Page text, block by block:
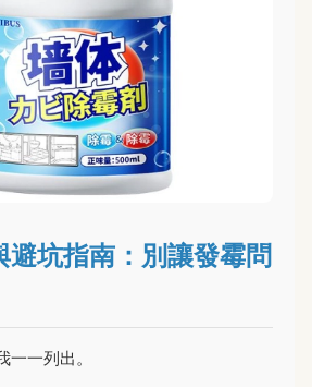
避坑指南：別讓發霉問
一列出。